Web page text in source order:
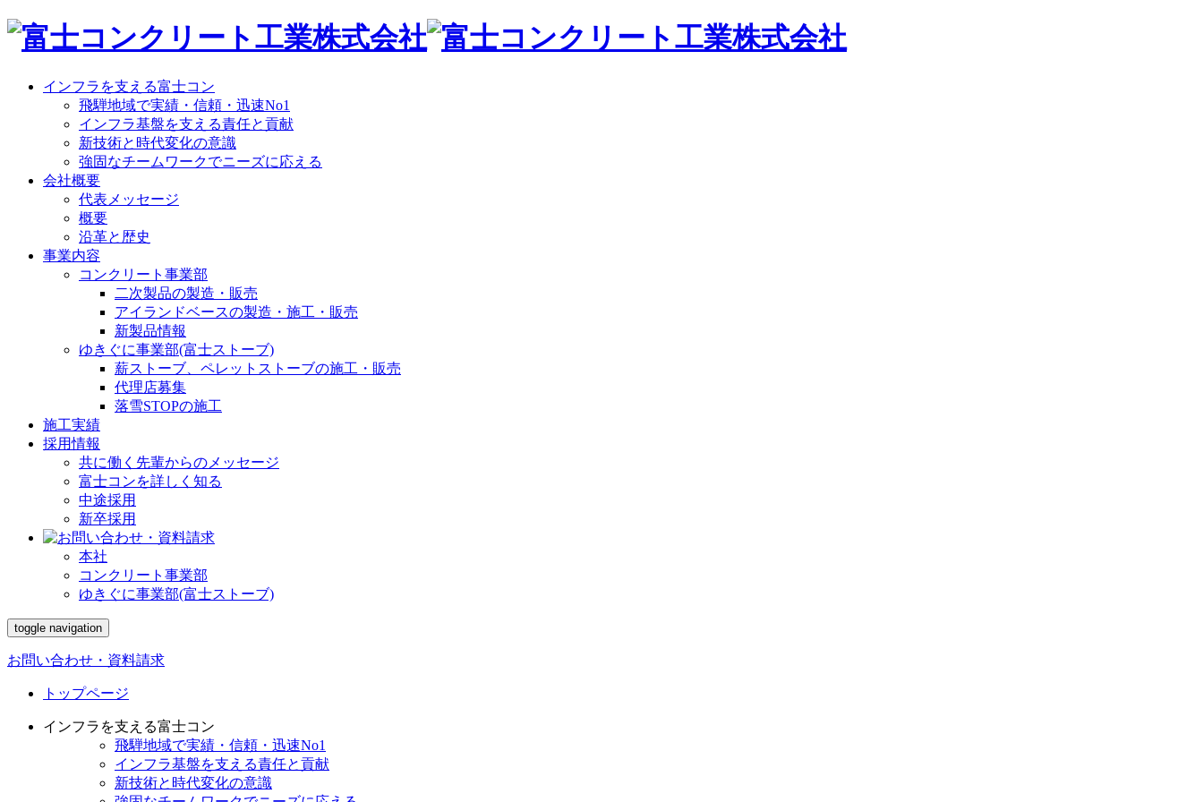
インフラを支える富士コン
飛騨地域で実績・信頼・迅速No1
インフラ基盤を支える責任と貢献
新技術と時代変化の意識
強固なチームワークでニーズに応える
会社概要
代表メッセージ
概要
沿革と歴史
事業内容
コンクリート事業部
二次製品の製造・販売
アイランドベースの製造・施工・販売
新製品情報
ゆきぐに事業部(富士ストーブ)
薪ストーブ、ペレットストーブの施工・販売
代理店募集
落雪STOPの施工
施工実績
採用情報
共に働く先輩からのメッセージ
富士コンを詳しく知る
中途採用
新卒採用
本社
コンクリート事業部
ゆきぐに事業部(富士ストーブ)
toggle navigation
お問い合わせ・資料請求
トップページ
インフラを支える富士コン
飛騨地域で実績・信頼・迅速No1
インフラ基盤を支える責任と貢献
新技術と時代変化の意識